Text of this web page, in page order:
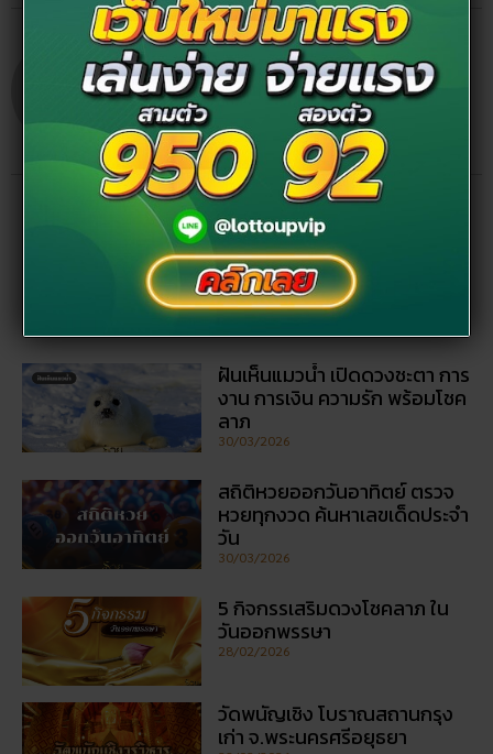
ทับทิมทอง
โพสต์ล่าสุด
สถิติหวยลาววันอังคาร วิเคราะห์
ตัวเลขมาแรง 3 ตัว 2 ตัว
สัปดาห์นี้
ฝันเห็นแมวน้ำ เปิดดวงชะตา การ
งาน การเงิน ความรัก พร้อมโชค
ลาภ
30/03/2026
สถิติหวยออกวันอาทิตย์ ตรวจ
หวยทุกงวด ค้นหาเลขเด็ดประจำ
วัน
30/03/2026
5 กิจกรรเสริมดวงโชคลาภ ใน
วันออกพรรษา
28/02/2026
วัดพนัญเชิง โบราณสถานกรุง
เก่า จ.พระนครศรีอยุธยา